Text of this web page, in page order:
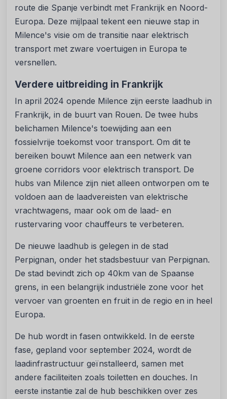
route die Spanje verbindt met Frankrijk en Noord-
Europa. Deze mijlpaal tekent een nieuwe stap in
Milence's visie om de transitie naar elektrisch
transport met zware voertuigen in Europa te
versnellen.
Verdere uitbreiding in Frankrijk
In april 2024 opende Milence zijn eerste laadhub in
Frankrijk, in de buurt van Rouen. De twee hubs
belichamen Milence's toewijding aan een
fossielvrije toekomst voor transport. Om dit te
bereiken bouwt Milence aan een netwerk van
groene corridors voor elektrisch transport. De
hubs van Milence zijn niet alleen ontworpen om te
voldoen aan de laadvereisten van elektrische
vrachtwagens, maar ook om de laad- en
rustervaring voor chauffeurs te verbeteren.
De nieuwe laadhub is gelegen in de stad
Perpignan, onder het stadsbestuur van Perpignan.
De stad bevindt zich op 40km van de Spaanse
grens, in een belangrijk industriële zone voor het
vervoer van groenten en fruit in de regio en in heel
Europa.
De hub wordt in fasen ontwikkeld. In de eerste
fase, gepland voor september 2024, wordt de
laadinfrastructuur geïnstalleerd, samen met
andere faciliteiten zoals toiletten en douches. In
eerste instantie zal de hub beschikken over zes